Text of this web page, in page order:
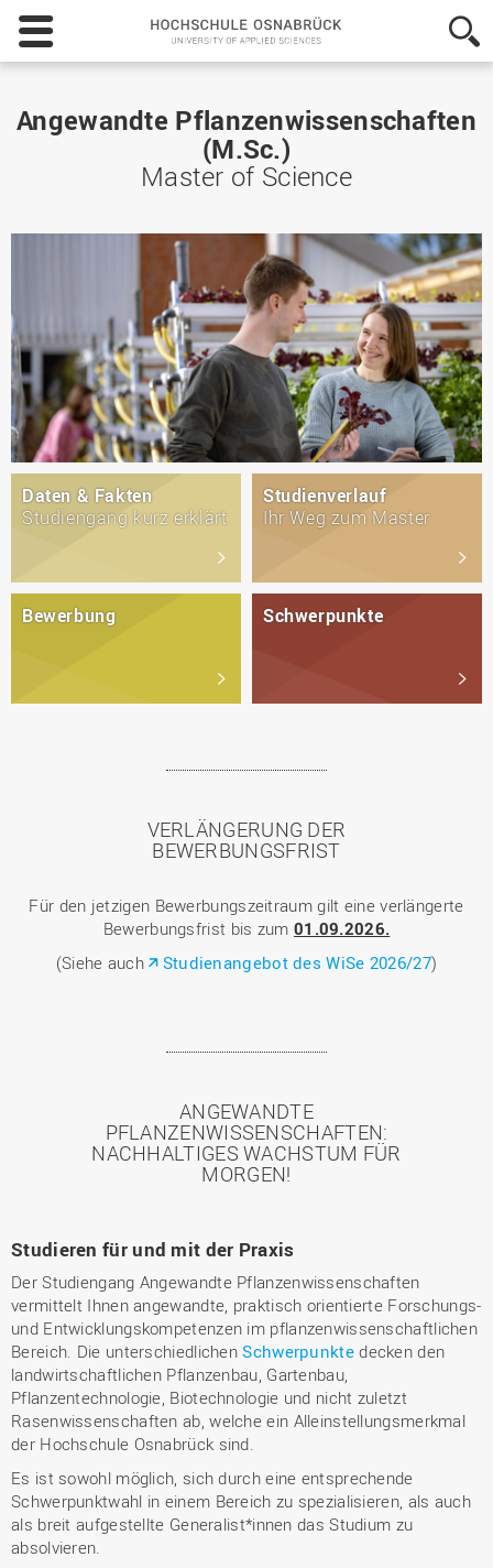
Hochschule
Osnabrück
-
of
Applied
Angewandte Pflanzenwissenschaften
(M.Sc.)
Master of Science
Daten & Fakten
Studiengang kurz erklärt
Studienverlauf
Ihr Weg zum Master
Bewerbung Schwerpunkte
VERLÄNGERUNG DER
BEWERBUNGSFRIST
Für den jetzigen Bewerbungszeitraum gilt eine verlängerte
Bewerbungsfrist bis zum 01.09.2026.
(Siehe auch
Studienangebot des WiSe 2026/27)
ANGEWANDTE
PFLANZENWISSENSCHAFTEN:
NACHHALTIGES WACHSTUM FÜR
MORGEN!
Studieren für und mit der Praxis
Der Studiengang Angewandte Pflanzenwissenschaften
vermittelt Ihnen angewandte, praktisch orientierte Forschungs-
und Entwicklungskompetenzen im pflanzenwissenschaftlichen
Bereich. Die unterschiedlichenSchwerpunktedecken den
landwirtschaftlichen Pflanzenbau, Gartenbau,
Pflanzentechnologie, Biotechnologie und nicht zuletzt
Rasenwissenschaften ab, welche ein Alleinstellungsmerkmal
der Hochschule Osnabrück sind.
Es ist sowohl möglich, sich durch eine entsprechende
Schwerpunktwahl in einem Bereich zu spezialisieren, als auch
als breit aufgestellte Generalist*innen das Studium zu
absolvieren.